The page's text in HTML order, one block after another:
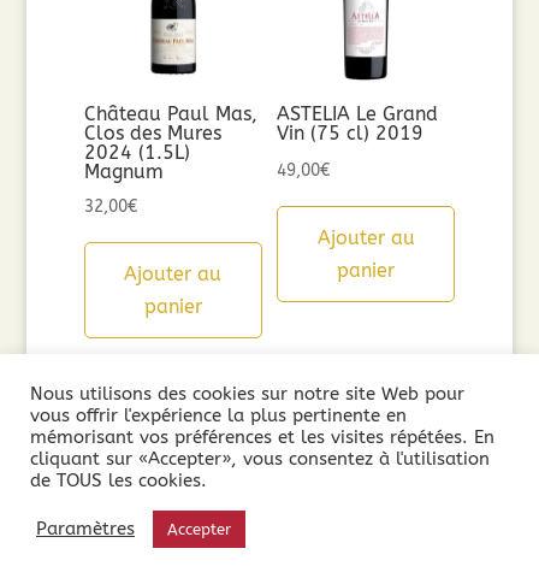
Château Paul Mas,
Clos des Mures
2024 (1.5L)
Magnum
32,00€
Ajouter au
panier
ASTELIA Le Grand
Vin (75 cl) 2019
49,00€
Ajouter au
panier
Nous utilisons des cookies sur notre site Web pour
vous offrir l'expérience la plus pertinente en
mémorisant vos préférences et les visites répétées. En
cliquant sur «Accepter», vous consentez à l'utilisation
de TOUS les cookies.
Paramètres Accepter